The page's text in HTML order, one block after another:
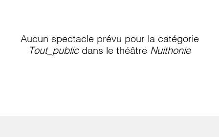
Aucun spectacle prévu pour la catégorie
Tout_publicdans le théâtre Nuithonie